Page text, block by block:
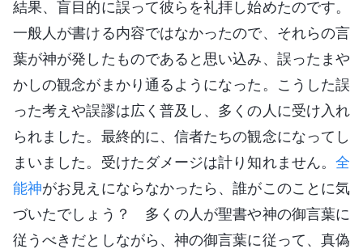
結果、盲目的に誤って彼らを礼拝し始めたのです。
一般人が書ける内容ではなかったので、それらの言
葉が神が発したものであると思い込み、誤ったまや
かしの観念がまかり通るようになった。こうした誤
った考えや誤謬は広く普及し、多くの人に受け入れ
られました。最終的に、信者たちの観念になってし
まいました。受けたダメージは計り知れません。 全
能神がお見えにならなかったら、誰がこのことに気
づいたでしょう？ 多くの人が聖書や神の御言葉に
従うべきだとしながら、神の御言葉に従って、真偽